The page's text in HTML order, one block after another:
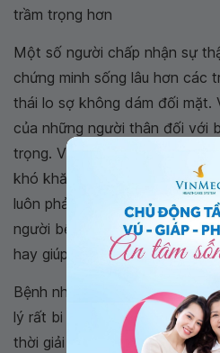
trầm trọng hơn
Một số người chấp nhận sự
chứng minh sống lâu hơn các
thái lo sợ không dám đối mặt.
của những người thân đối với
trọng. Việc giải tỏa tâm lý cho
khó khăn và kiên trì qua từng
luôn phải an ủi tinh thần mọi
người bệnh có thể làm những
hay giúp đỡ họ mỗi khi họ cần.
Bệnh nhân ung thư giai đoạn
lý rất bi quan, lo lắng, sợ hãi,
thời giải toả những vấn đề về